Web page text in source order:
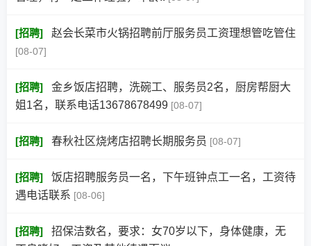
[招聘] 赵会长菜市火锅招聘前厅服务员工资理想管吃管住
[08-07]
[招聘]
金乡饭店招聘，洗碗工、服务员2名，厨房帮厨大
姐1名，联系电话13678678499 [08-07]
[招聘] 春秋社区烧烤店招聘长期服务员 [08-07]
[招聘]
饭店招聘服务员一名，下午班钟点工一名，工资待
遇电话联系 [08-06]
[招聘]
招保洁数名，要求：女70岁以下，身体健康，无